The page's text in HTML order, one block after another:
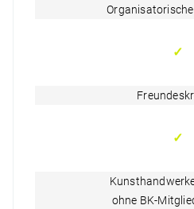
✓
✓
ohne BK-